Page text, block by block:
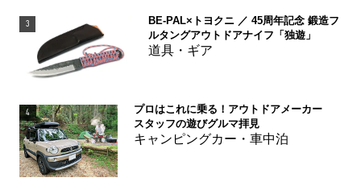
3
BE-PAL×トヨクニ ／ 45周年記念 鍛造フ
ルタングアウトドアナイフ「独遊」
道具・ギア
4
プロはこれに乗る！アウトドアメーカー
スタッフの遊びグルマ拝見
キャンピングカー・車中泊